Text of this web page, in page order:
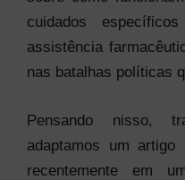
cuidados
assistência
nas batalhas políticas
Pensando nisso,
adaptamos um artigo
recentemente em